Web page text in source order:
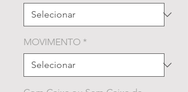
MOVIMENTO *